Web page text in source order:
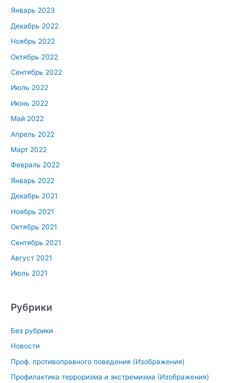
Январь 2023
Декабрь 2022
Ноябрь 2022
Октябрь 2022
Сентябрь 2022
Июль 2022
Июнь 2022
Май 2022
Апрель 2022
Март 2022
Февраль 2022
Январь 2022
Декабрь 2021
Ноябрь 2021
Октябрь 2021
Сентябрь 2021
Август 2021
Июль 2021
Рубрики
Без рубрики
Новости
Проф. противоправного поведения (Изображения)
Профилактика терроризма и экстремизма (Изображения)